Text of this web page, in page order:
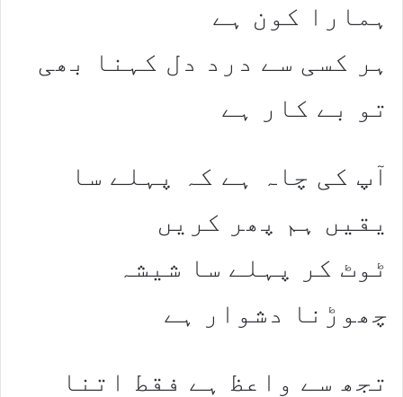
ہمارا کون ہے
ہر کسی سے درد دل کہنا بھی
تو بے کار ہے
آپ کی چاہ ہے کہ پہلے سا
یقیں ہم پھر کریں
ٹوٹ کر پہلے سا شیشہ
چھوڑنا دشوار ہے
تجھ سے واعظ ہے فقط اتنا